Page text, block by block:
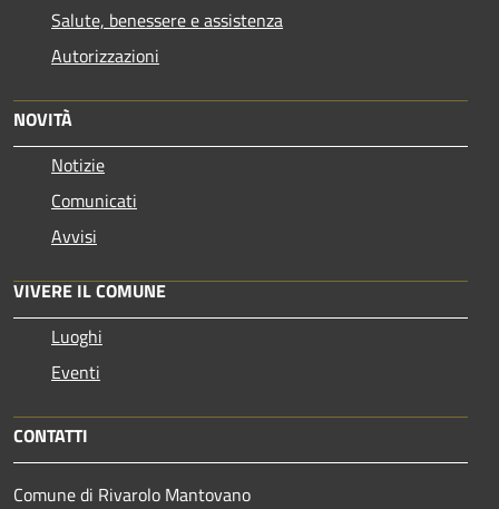
Salute, benessere e assistenza
Autorizzazioni
NOVITÀ
Notizie
Comunicati
Avvisi
VIVERE IL COMUNE
Luoghi
Eventi
CONTATTI
Comune di Rivarolo Mantovano